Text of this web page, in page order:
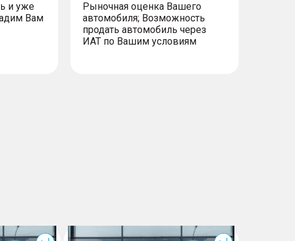
и уже
Вам
Рыночная оценка Вашего
автомобиля; Возможность
продать автомобиль через
ИАТ по Вашим условиям